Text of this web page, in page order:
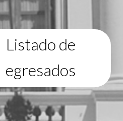
Listado de
egresados